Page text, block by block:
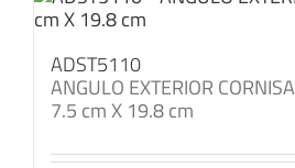
ADST5110
ANGULO EXTERIOR CORNISA
7.5 cm X 19.8 cm